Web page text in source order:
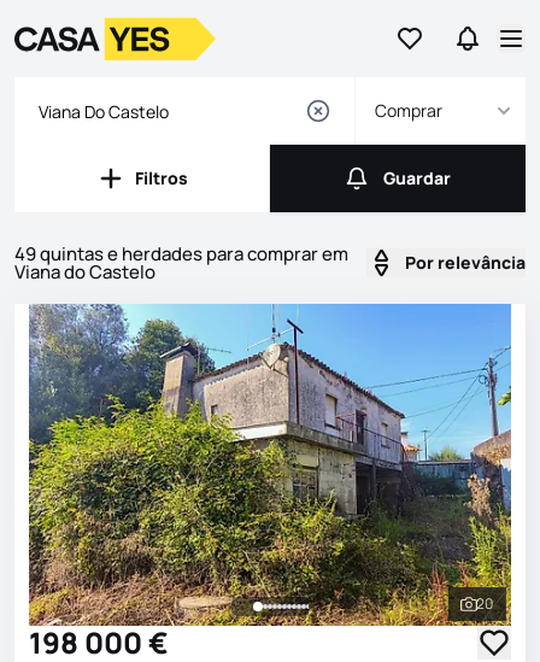
Ir para osIr para
LogoIr para a homepage
Comprar
Filtros
Filtros Guardar
Guardar
49 quintas e herdades para comprar em
Viana do Castelo Por relevância
Imóveis
Lista de Imóveis
Ver
20
198 000 €